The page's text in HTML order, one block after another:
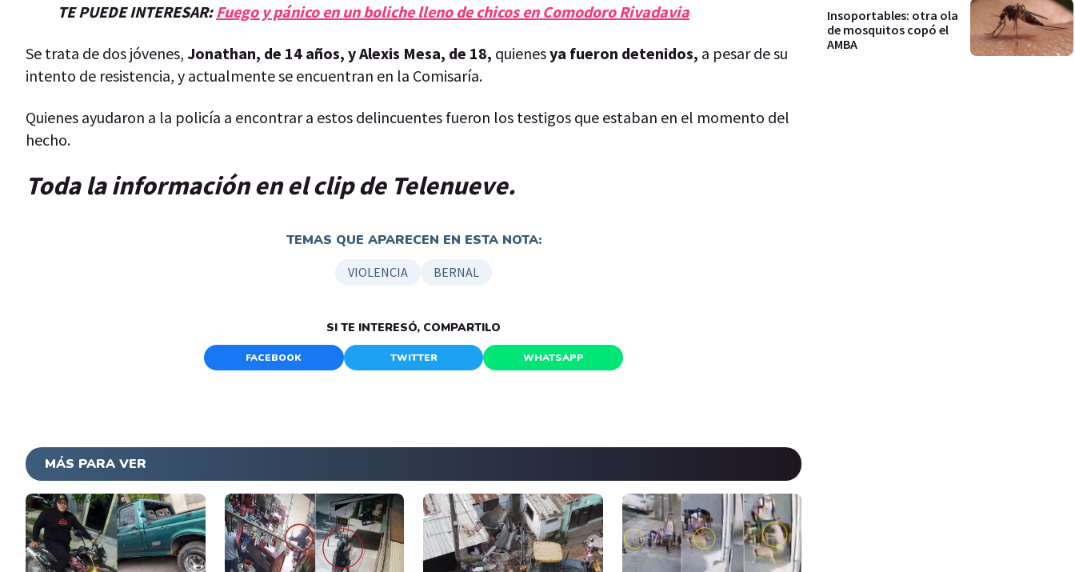
TE PUEDE INTERESAR: Fuego y pánico en un boliche lleno de chicos en Comodoro Rivadavia
Se trata de dos jóvenes, Jonathan, de 14 años, y Alexis Mesa, de 18, quienesya fueron detenidos, a pesar de su
intento de resistencia, y actualmente se encuentran en la Comisaría.
Quienes ayudaron a la policía a encontrar a estos delincuentes fueron los testigos que estaban en el momento del
hecho.
Toda la información en el clip de Telenueve.
TEMAS QUE APARECEN EN ESTA NOTA:
VIOLENCIA BERNAL
SI TE INTERESÓ, COMPARTILO
FACEBOOK TWITTER WHATSAPP
MÁS PARA VER
Insoportables: otra ola
de mosquitos copó el
AMBA